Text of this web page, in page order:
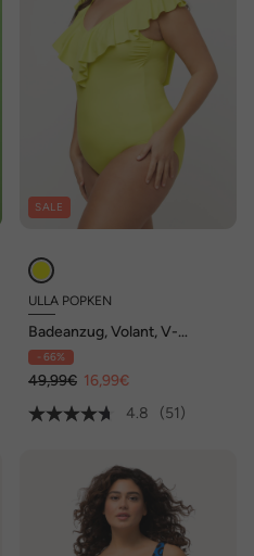
SALE
ULLA POPKEN
Badeanzug, Volant, V-
Ausschnitt, Softcups
- 66%
49,99€ 16,99€
4.8
(51)